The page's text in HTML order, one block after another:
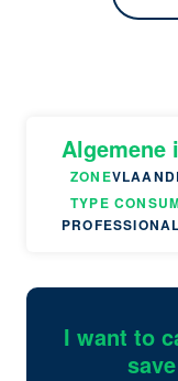
Algemene
ZONE
TYPE
PROFESSIONAL
I want to